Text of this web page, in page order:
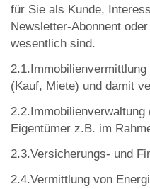
für Sie als Kunde,
Newsletter-Abonnent
wesentlich sind.
(Kauf, Miete) und damit
Eigentümer z.B. im
2.3.Versicherungs- und
2.4.Vermittlung von